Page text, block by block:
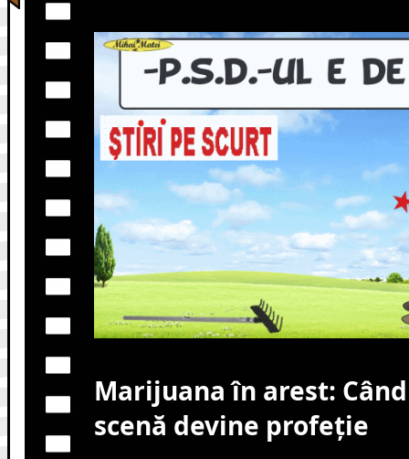
Marijuana în arest:
scenă devine profeție